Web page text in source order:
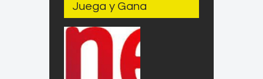
Juega y Gana